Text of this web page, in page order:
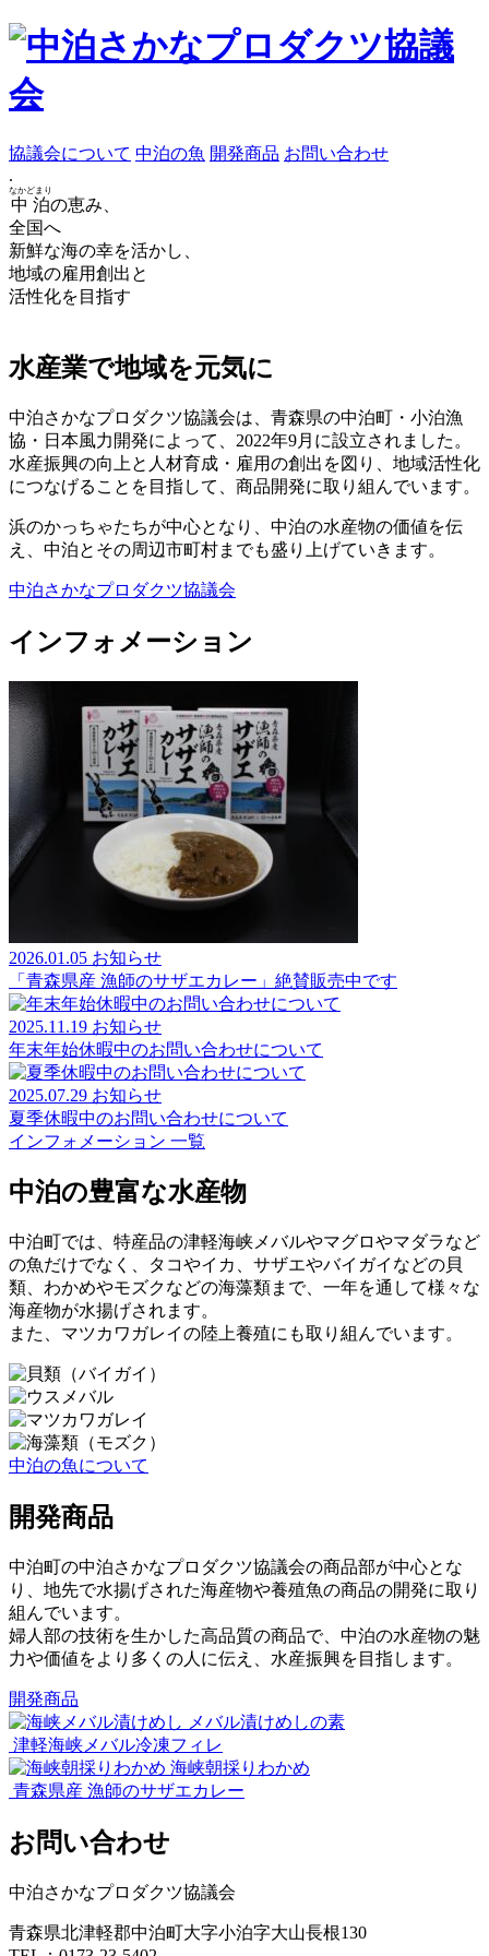
協議会について 中泊の魚 開発商品 お問い合わせ
.
中泊
なかどまり
の恵み、
全国へ
新鮮な海の幸を活かし、
地域の雇用創出と
活性化を目指す
水産業で地域を元気に
中泊さかなプロダクツ協議会は、青森県の中泊町・小泊漁
協・日本風力開発によって、2022年9月に設立されました。
水産振興の向上と人材育成・雇用の創出を図り、地域活性化
につなげることを目指して、商品開発に取り組んでいます。
浜のかっちゃたちが中心となり、中泊の水産物の価値を伝
え、中泊とその周辺市町村までも盛り上げていきます。
中泊さかなプロダクツ協議会
インフォメーション
2026.01.05 お知らせ
「青森県産 漁師のサザエカレー」絶賛販売中です
2025.11.19 お知らせ
年末年始休暇中のお問い合わせについて
2025.07.29 お知らせ
夏季休暇中のお問い合わせについて
インフォメーション 一覧
中泊の豊富な水産物
中泊町では、特産品の津軽海峡メバルやマグロやマダラなど
の魚だけでなく、タコやイカ、サザエやバイガイなどの貝
類、わかめやモズクなどの海藻類まで、一年を通して様々な
海産物が水揚げされます。
また、マツカワガレイの陸上養殖にも取り組んでいます。
中泊の魚について
開発商品
中泊町の中泊さかなプロダクツ協議会の商品部が中心とな
り、地先で水揚げされた海産物や養殖魚の商品の開発に取り
組んでいます。
婦人部の技術を生かした高品質の商品で、中泊の水産物の魅
力や価値をより多くの人に伝え、水産振興を目指します。
開発商品
メバル漬けめしの素
津軽海峡メバル冷凍フィレ
海峡朝採りわかめ
青森県産 漁師のサザエカレー
お問い合わせ
中泊さかなプロダクツ協議会
青森県北津軽郡中泊町大字小泊字大山長根130